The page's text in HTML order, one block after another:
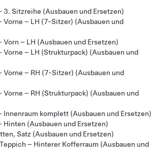
3. Sitzreihe (Ausbauen und Ersetzen)
Vorne – LH (7-Sitzer) (Ausbauen und
Vorn – LH (Ausbauen und Ersetzen)
Vorne – LH (Strukturpack) (Ausbauen und
Vorne – RH (7-Sitzer) (Ausbauen und
Vorne – RH (Strukturpack) (Ausbauen und
Innenraum komplett (Ausbauen und Ersetzen)
Hinten (Ausbauen und Ersetzen)
Satz (Ausbauen und Ersetzen)
– Hinterer Kofferraum (Ausbauen und